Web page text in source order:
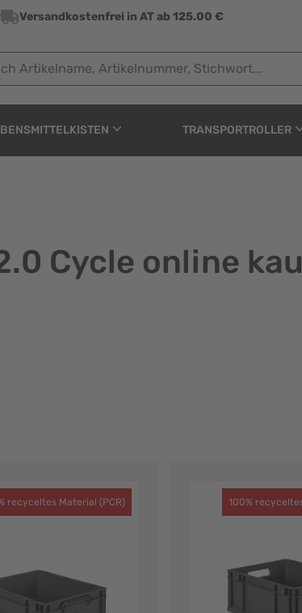
Versandkostenfrei in AT ab 125.00 €
Artikelnummer, Stichwort...
TRANSPORTROLLER
Cycle online
recyceltes Material (PCR) 100%